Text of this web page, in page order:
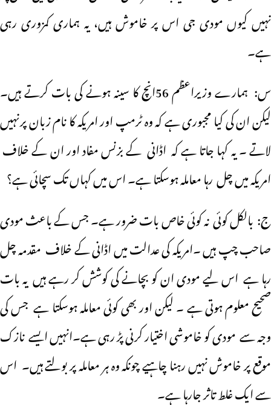
نہیں کیوں مودی جی اس پر خاموش ہیں، یہ ہماری کمزوری رہی
ہے۔
س: ہمارے وزیراعظم 56انچ کا سینہ ہونے کی بات کرتے ہیں۔
لیکن ان کی کیا مجبوری ہے کہ وہ ٹرمپ اور امریکہ کا نام زبان پرنہیں
لاتے ۔ یہ کہا جاتا ہے کہ اڈانی کے بزنس مفاد اور ان کے خلاف
امریکہ میں چل رہا معاملہ ہوسکتا ہے۔ اس میں کہاں تک سچائی ہے؟
ج: بالکل کوئی نہ کوئی خاص بات ضرور ہے۔ جس کے باعث مودی
صاحب چپ ہیں ۔امریکہ کی عدالت میں اڈانی کے خلاف مقدمہ چل
رہا ہے اس لیے مودی ان کو بچانے کی کوشش کر رہے ہیں یہ بات
صحیح معلوم ہوتی ہے ۔ لیکن اور بھی کوئی معاملہ ہوسکتا ہے جس کی
وجہ سے مودی کو خاموشی اختیار کرنی پڑ رہی ہے۔انہیں ایسے نازک
موقع پر خاموش نہیں رہنا چاہیے چونکہ وہ ہر معاملہ پر بولتے ہیں۔ اس
سے ایک غلط تاثر جارہا ہے۔